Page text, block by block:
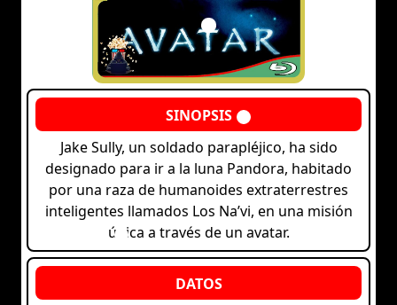
Jake Sully, un soldado parapléjico, ha sido
designado para ir a la luna Pandora, habitado
por una raza de humanoides extraterrestres
inteligentes llamados Los Na’vi, en una misión
única a través de un avatar.